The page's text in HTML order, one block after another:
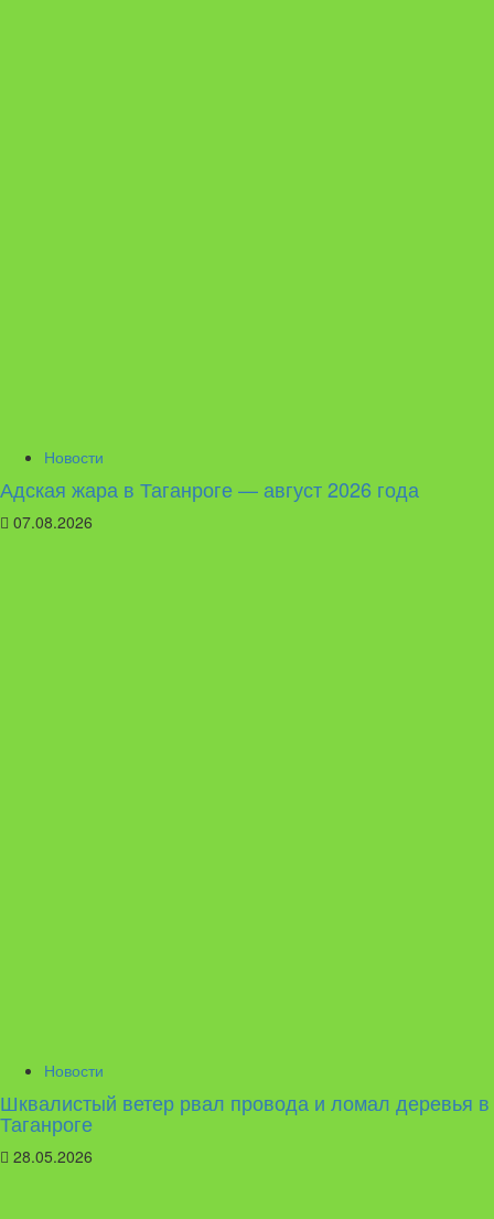
Новости
Адская жара в Таганроге — август 2026 года
07.08.2026
Новости
Шквалистый ветер рвал провода и ломал деревья в
Таганроге
28.05.2026